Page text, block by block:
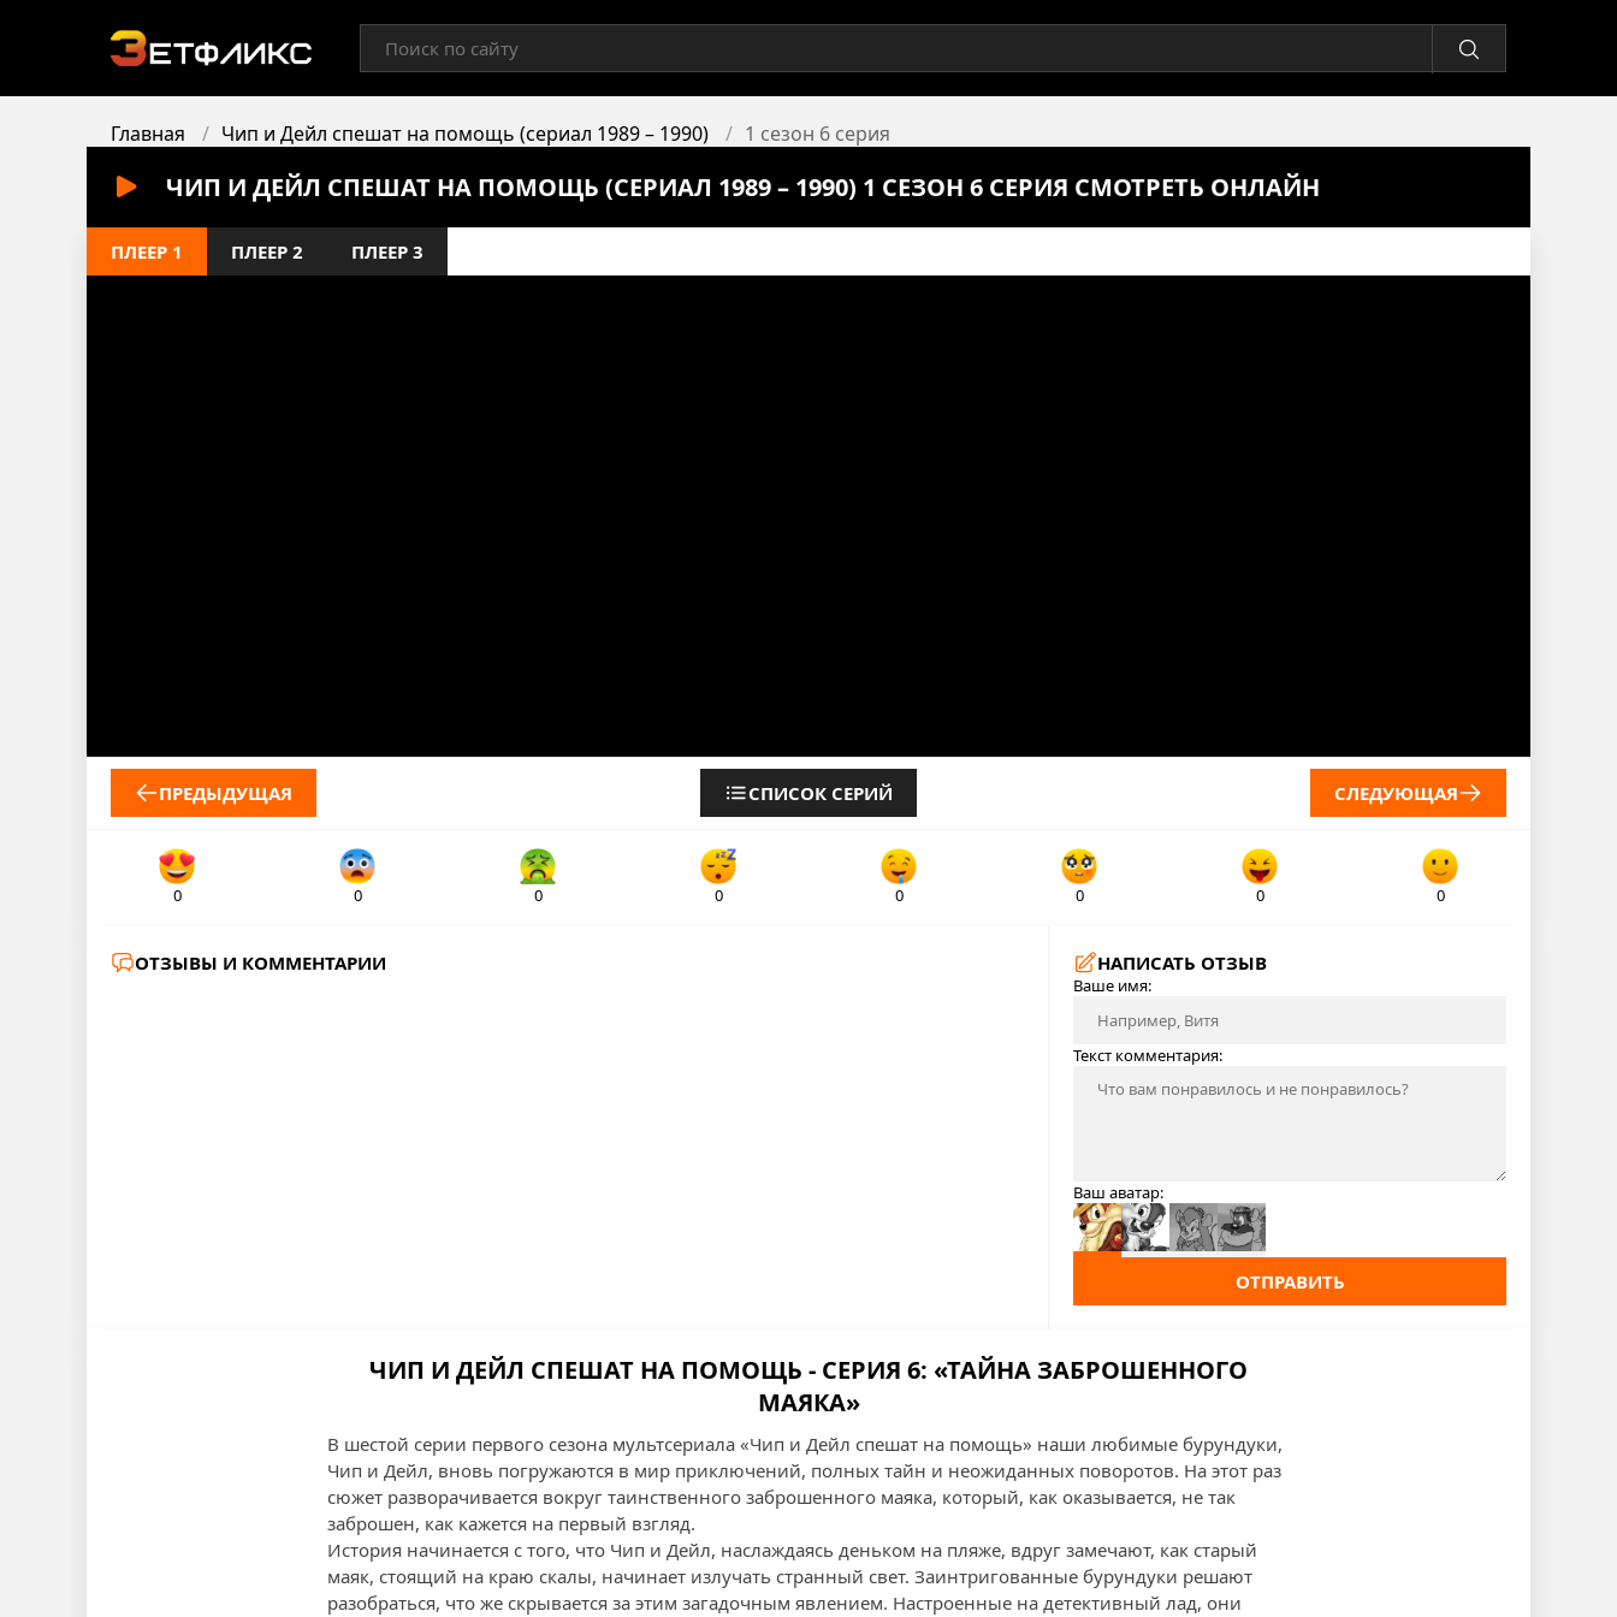
Главная Чип и Дейл спешат на помощь (сериал 1989 – 1990) 1 сезон 6 серия
ЧИП И ДЕЙЛ СПЕШАТ НА ПОМОЩЬ (СЕРИАЛ 1989 – 1990) 1 СЕЗОН 6 СЕРИЯ СМОТРЕТЬ ОНЛАЙН
ПЛЕЕР 1 ПЛЕЕР 2 ПЛЕЕР 3
ПРЕДЫДУЩАЯ СПИСОК СЕРИЙ СЛЕДУЮЩАЯ
0 0 0 0 0 0 0 0
ОТЗЫВЫ И КОММЕНТАРИИ НАПИСАТЬ ОТЗЫВ
Ваше имя:
Текст комментария:
Ваш аватар:
ОТПРАВИТЬ
ЧИП И ДЕЙЛ СПЕШАТ НА ПОМОЩЬ - СЕРИЯ 6: «ТАЙНА ЗАБРОШЕННОГО
МАЯКА»
В шестой серии первого сезона мультсериала «Чип и Дейл спешат на помощь» наши любимые бурундуки,
Чип и Дейл, вновь погружаются в мир приключений, полных тайн и неожиданных поворотов. На этот раз
сюжет разворачивается вокруг таинственного заброшенного маяка, который, как оказывается, не так
заброшен, как кажется на первый взгляд.
История начинается с того, что Чип и Дейл, наслаждаясь деньком на пляже, вдруг замечают, как старый
маяк, стоящий на краю скалы, начинает излучать странный свет. Заинтригованные бурундуки решают
разобраться, что же скрывается за этим загадочным явлением. Настроенные на детективный лад, они